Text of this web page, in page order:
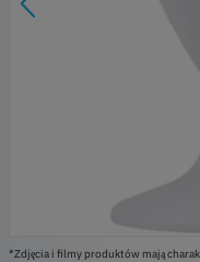
*Zdjęcia i filmy produktów mają